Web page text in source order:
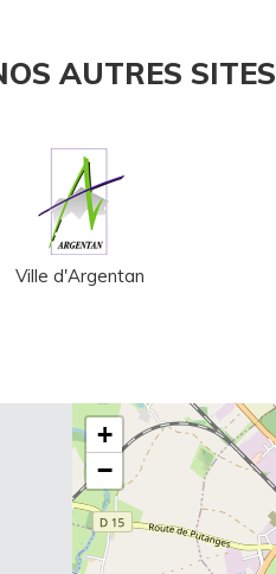
AUTRES SITES
Ville d'Argentan
+
−